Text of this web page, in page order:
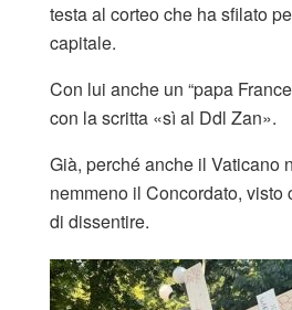
testa al corteo che ha sfilato
capitale.
Con lui anche un “papa
con la scritta «sì al Ddl Zan».
Già, perché anche il Vaticano
nemmeno il Concordato, visto
di dissentire.